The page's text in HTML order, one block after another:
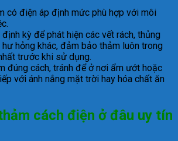
có điện áp định mức phù hợp với môi
định kỳ để phát hiện các vết rách, thủng
hư hỏng khác, đảm bảo thảm luôn trong
trước khi sử dụng.
đúng cách, tránh để ở nơi ẩm ướt hoặc
với ánh nắng mặt trời hay hóa chất ăn
cách điện ở đâu uy tín